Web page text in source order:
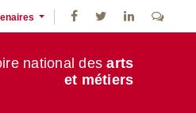
national desarts
et métiers